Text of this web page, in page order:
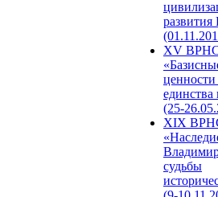
развития
XV
единства
(25-
XIX
судьбы